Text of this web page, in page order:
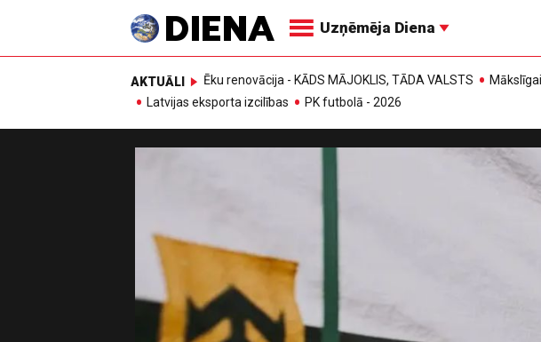
Uzņēmēja Diena
AKTUĀLI Ēku renovācija - KĀDS MĀJOKLIS, TĀDA VALSTS
Latvijas eksporta izcilības
PK futbolā - 2026